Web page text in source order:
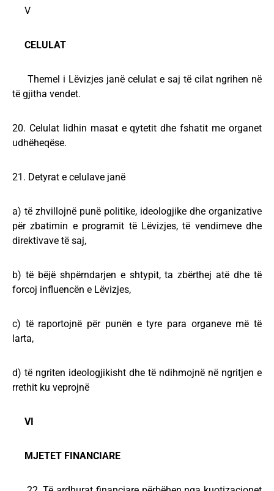
V
CELULAT
Themel i Lëvizjes janë celulat e saj të cilat ngrihen në
të gjitha vendet.
20. Celulat lidhin masat e qytetit dhe fshatit me organet
udhëheqëse.
21. Detyrat e celulave janë
a) të zhvillojnë punë politike, ideologjike dhe organizative
për zbatimin e programit të Lëvizjes, të vendimeve dhe
direktivave të saj,
b) të bëjë shpërndarjen e shtypit, ta zbërthej atë dhe të
forcoj influencën e Lëvizjes,
c) të raportojnë për punën e tyre para organeve më të
larta,
d) të ngriten ideologjikisht dhe të ndihmojnë në ngritjen e
rrethit ku veprojnë
VI
MJETET FINANCIARE